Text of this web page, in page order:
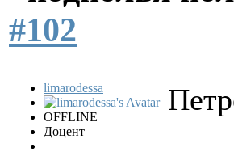
#102
limarodessa
OFFLINE
Доцент